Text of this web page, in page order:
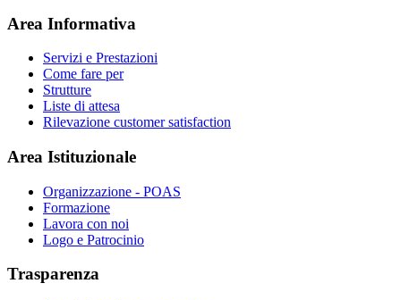
Area Informativa
Servizi e Prestazioni
Come fare per
Strutture
Liste di attesa
Rilevazione customer satisfaction
Area Istituzionale
Organizzazione - POAS
Formazione
Lavora con noi
Logo e Patrocinio
Trasparenza